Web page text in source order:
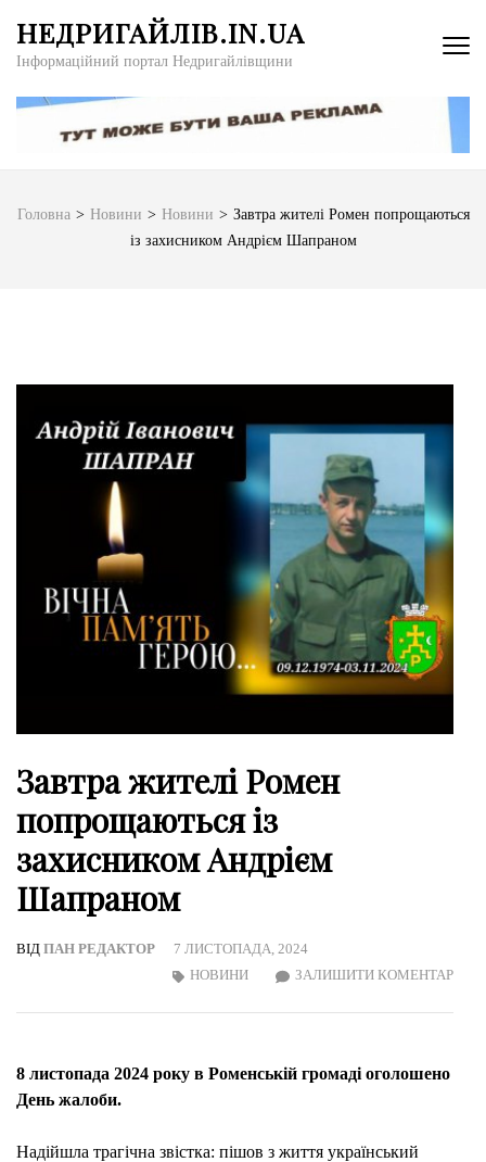
вмісту
Enter)
НЕДРИГАЙЛІВ.IN.UA
Інформаційний портал Недригайлівщини
Головна > Новини > Новини > Завтра жителі Ромен попрощаються
із захисником Андрієм Шапраном
Завтра жителі Ромен
попрощаються із
захисником Андрієм
Шапраном
ВІД ПАН РЕДАКТОР
7 ЛИСТОПАДА, 2024
ЗАЛИШИТИ КОМЕНТАРON
НОВИНИ
8 листопада 2024 року в Роменській громаді оголошено
День жалоби.
Надійшла трагічна звістка: пішов з життя український